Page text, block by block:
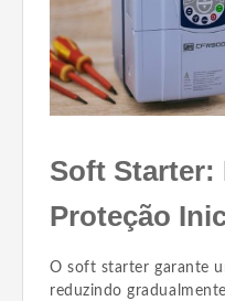
Soft Starter:
Proteção
O soft starter garante
reduzindo